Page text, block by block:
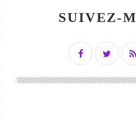
SUIVEZ-